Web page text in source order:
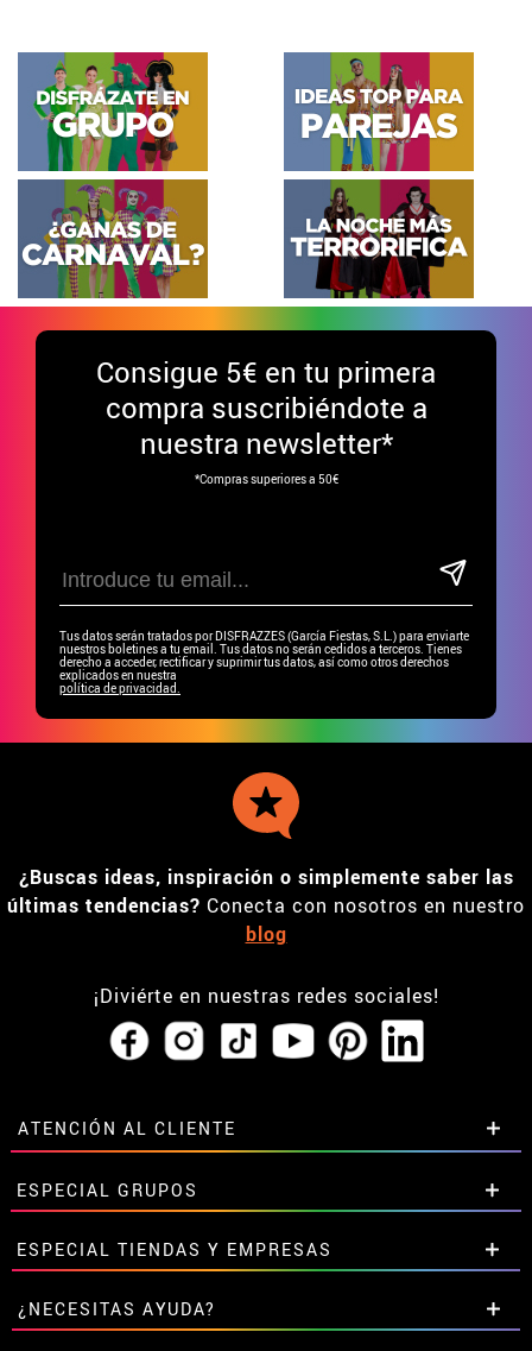
Consigue 5€ en tu primera
compra suscribiéndote a
nuestra newsletter*
*Compras superiores a 50€
Tus datos serán tratados por DISFRAZZES (García Fiestas, S.L.) para enviarte
nuestros boletines a tu email. Tus datos no serán cedidos a terceros. Tienes
derecho a acceder, rectificar y suprimir tus datos, así como otros derechos
explicados en nuestra
política de privacidad.
¿Buscas ideas, inspiración o simplemente saber las
últimas tendencias? Conecta con nosotros en nuestro
blog
¡Diviérte en nuestras redes sociales!
ATENCIÓN AL CLIENTE
• Horario tienda IBI
•Descuento estudiantes
• Sobre nosotros
• Condiciones de venta
• Aviso legal yPrivacidad
• Atencion al cliente
ESPECIAL GRUPOS
Descuentos especiales para grupos.
Contáctanos aquí
ESPECIAL TIENDAS Y EMPRESAS
Descuentos exclusivos para tiendas y empresas.
Contáctanos aquí
¿NECESITAS AYUDA?